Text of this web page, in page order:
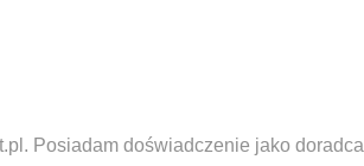
Posiadam doświadczenie jako doradca